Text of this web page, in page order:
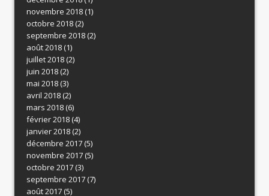
novembre 2018(1)
octobre 2018(2)
septembre 2018(2)
août 2018(1)
juillet 2018(2)
juin 2018(2)
mai 2018(3)
avril 2018(2)
mars 2018(6)
février 2018(4)
janvier 2018(2)
décembre 2017(5)
novembre 2017(5)
octobre 2017(3)
septembre 2017(7)
août 2017(5)